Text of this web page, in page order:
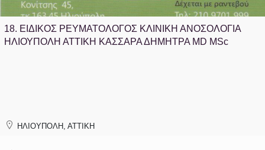
18. ΕΙΔΙΚΟΣ ΡΕΥΜΑΤΟΛΟΓΟΣ ΚΛΙΝΙΚΗ ΑΝΟΣΟΛΟΓΙΑ
ΗΛΙΟΥΠΟΛΗ ΑΤΤΙΚΗ ΚΑΣΣΑΡΑ ΔΗΜΗΤΡΑ MD MSc
ΗΛΙΟΥΠΟΛΗ, ΑΤΤΙΚΗ